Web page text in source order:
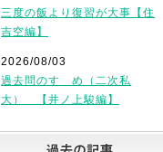
三度の飯より復習が大事【住
吉空編】
2026/08/03
過去問のすゝめ（二次私
大） 【井ノ上駿編】